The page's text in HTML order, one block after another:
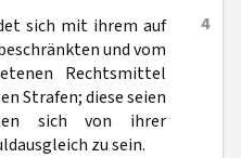
4
sich mit ihrem auf
und vom
Rechtsmittel
Strafen; diese seien
sich von ihrer
zu sein.